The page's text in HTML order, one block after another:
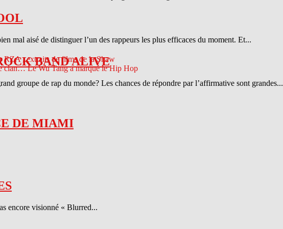
mal aisé de distinguer l’un des rappeurs les plus efficaces du moment. Et...
BAND ALIVE
groupe de rap du monde? Les chances de répondre par l’affirmative sont
DE MIAMI
encore visionné « Blurred...